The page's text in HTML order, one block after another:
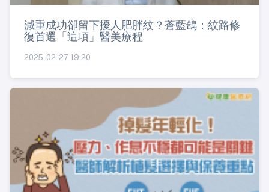
減重成功卻留下擾人肥胖紋？蒼藍鴿：紋路修
復首選「這項」醫美療程
2025-02-27 19:20